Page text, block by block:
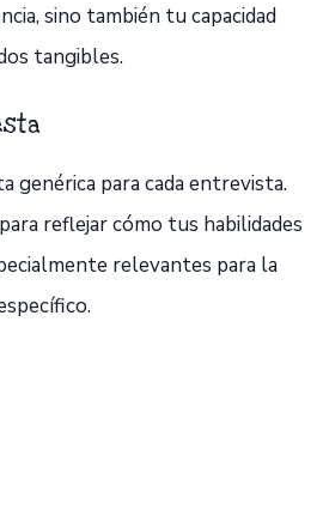
sino también tu capacidad
tangibles.
genérica para cada entrevista.
reflejar cómo tus habilidades
relevantes para la